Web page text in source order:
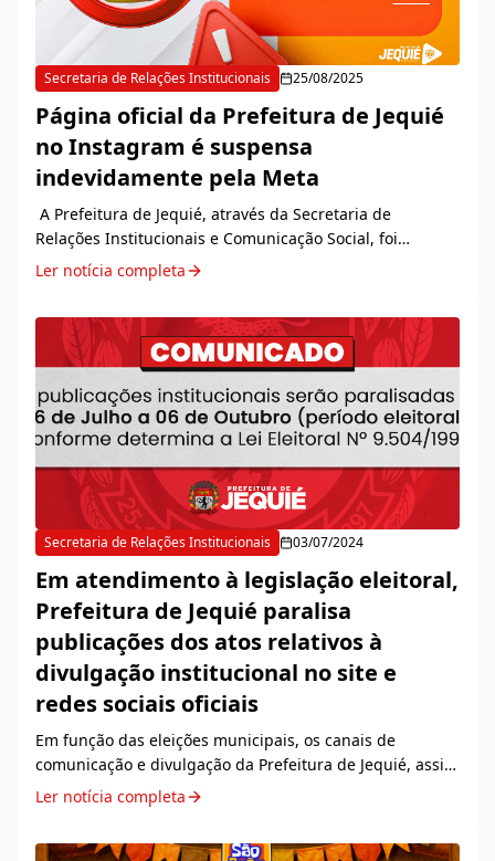
Secretaria de Relações Institucionais 25/08/2025
Página oficial da Prefeitura de Jequié
no Instagram é suspensa
indevidamente pela Meta
A Prefeitura de Jequié, através da Secretaria de
Relações Institucionais e Comunicação Social, foi
surpreendida, na quarta-feira, 20, com a suspensão
indevida do perfil oficial da administração...
Ler notícia completa
Secretaria de Relações Institucionais 03/07/2024
Em atendimento à legislação eleitoral,
Prefeitura de Jequié paralisa
publicações dos atos relativos à
divulgação institucional no site e
redes sociais oficiais
Em função das eleições municipais, os canais de
comunicação e divulgação da Prefeitura de Jequié, assim
como perfis de órgãos públicos municipais, como o da
Superintendência Municipal de Trânsito (SUM...
Ler notícia completa